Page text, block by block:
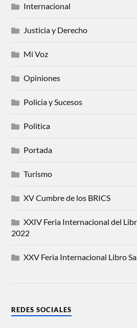
Internacional
Justicia y Derecho
Mi Voz
Opiniones
Policia y Sucesos
Politica
Portada
Turismo
XV Cumbre de los BRICS
XXIV Feria Internacional del
2022
XXV Feria Internacional Libro
REDES SOCIALES